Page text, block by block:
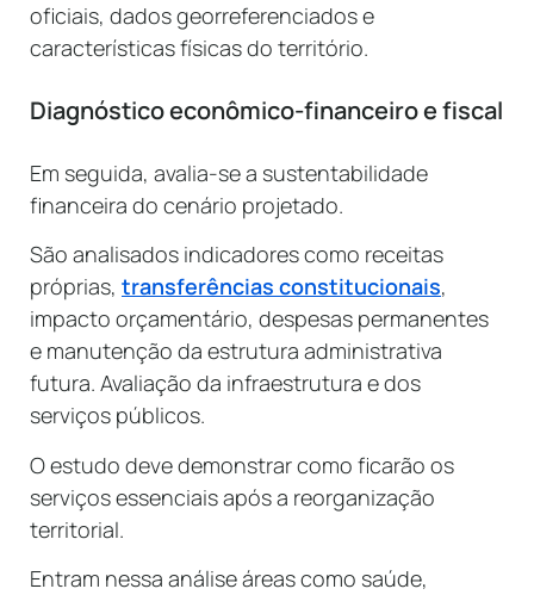
oficiais, dados georreferenciados e
características físicas do território.
Diagnóstico econômico-financeiro e fiscal
Em seguida, avalia-se a sustentabilidade
financeira do cenário projetado.
São analisados indicadores como receitas
próprias, transferências constitucionais,
impacto orçamentário, despesas permanentes
e manutenção da estrutura administrativa
futura. Avaliação da infraestrutura e dos
serviços públicos.
O estudo deve demonstrar como ficarão os
serviços essenciais após a reorganização
territorial.
Entram nessa análise áreas como saúde,